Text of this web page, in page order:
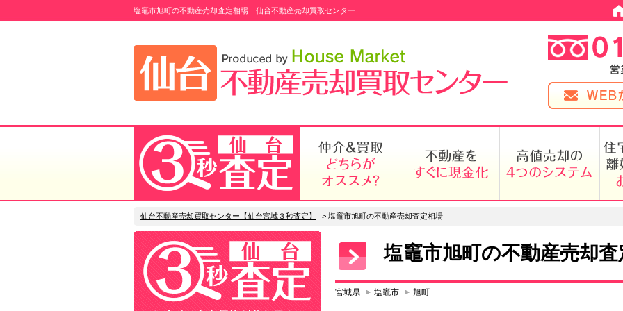
塩竈市旭町の不動産売却査定相場｜仙台不動産売却買取センター
仙台不動産売却買取センター【仙台宮城３秒査定】 > 塩竈市旭町の不動産売却査定相場
塩竈市旭町の不動産売却
宮城県 塩竈市 旭町